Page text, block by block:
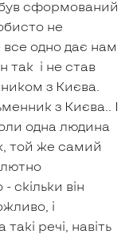
сформований
не
все одно дає нам
так і не став
з Києва.
з Києва.. І
одна людина
той же самий
скільки він
і
речі, навіть